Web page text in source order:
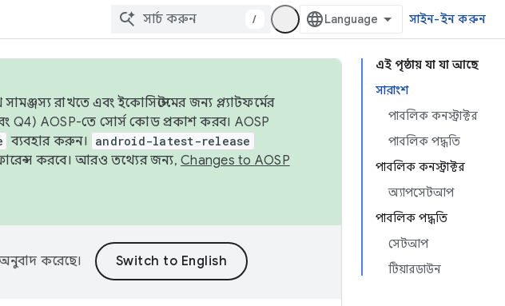
/ সাইন-ইন করুন
এই পৃষ্ঠায় যা যা আছে
সারাংশ
পাবলিক কনস্ট্রাক্টর
পাবলিক পদ্ধতি
পাবলিক কনস্ট্রাক্টর
অ্যাপসেটআপ
পাবলিক পদ্ধতি
সেটআপ
টিয়ারডাউন
রাখতে এবং ইকোসিস্টেমের জন্য প্ল্যাটফর্মের
Q4) AOSP-তে সোর্স কোড প্রকাশ করব। AOSP
ব্যবহার করুন। android-latest-release
করবে। আরও তথ্যের জন্য, Changes to AOSP
করেছে।